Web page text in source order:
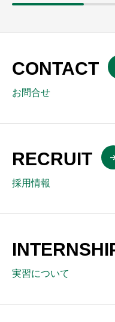
CONTACT
お問合せ
RECRUIT
採用情報
実習について